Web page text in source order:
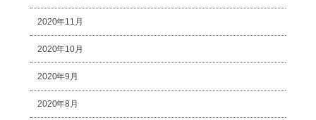
2020年11月
2020年10月
2020年9月
2020年8月